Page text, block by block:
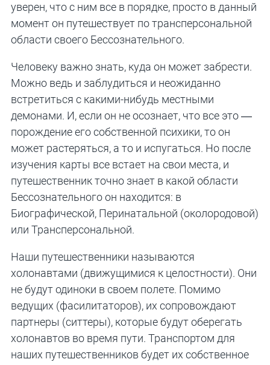
уверен, что с ним все в порядке, просто в данный
момент он путешествует по трансперсональной
области своего Бессознательного.
Человеку важно знать, куда он может забрести.
Можно ведь и заблудиться и неожиданно
встретиться с какими-нибудь местными
демонами. И, если он не осознает, что все это —
порождение его собственной психики, то он
может растеряться, а то и испугаться. Но после
изучения карты все встает на свои места, и
путешественник точно знает в какой области
Бессознательного он находится: в
Биографической, Перинатальной (околородовой)
или Трансперсональной.
Наши путешественники называются
холонавтами (движущимися к целостности). Они
не будут одиноки в своем полете. Помимо
ведущих (фасилитаторов), их сопровождают
партнеры (ситтеры), которые будут оберегать
холонавтов во время пути. Транспортом для
наших путешественников будет их собственное